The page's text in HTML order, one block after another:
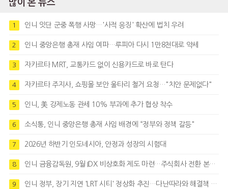
많이 본 뉴스
1 인니 잇단 군중 폭행 사망…'사적 응징' 확산에 법치 우려
2 인니 중앙은행 총재 사임 여파…루피아 다시 1만8천대로 약세
3 자카르타 MRT, 교통카드 없이 신용카드로 바로 탄다
4 자카르타 주지사, 쇼핑몰 보안 울타리 철거 요청…"치안 문제없다"
5 인니, 美 강제노동 관세 10% 부과에 추가 협상 착수
6 소식통, 인니 중앙은행 총재 사임 배경에 “정부와 정책 갈등"
7 2026년 하반기 인도네시아, 안정과 성장의 시험대
8 인니 금융감독원, 9월 IDX 비상호화 제도 마련…주식회사 전환 본격화
9 인니 정부, 장기 지연 'LRT 시티' 정상화 추진…다난따라와 해결책 모색